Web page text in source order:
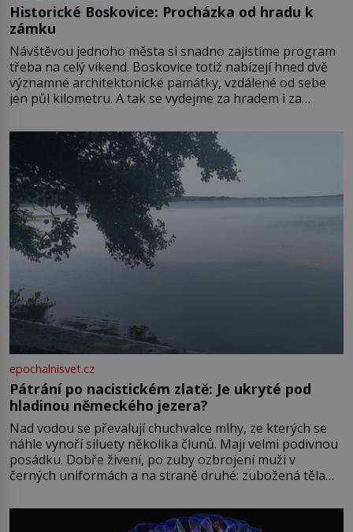
Historické Boskovice: Procházka od hradu k
zámku
Návštěvou jednoho města si snadno zajistíme program
třeba na celý víkend. Boskovice totiž nabízejí hned dvě
významné architektonické památky, vzdálené od sebe
jen půl kilometru. A tak se vydejme za hradem i za
Boskovice na okraji Drahanské vrchoviny vznikla někdy
ve13. století, a už v roce 1313 kronikáři zaznamenali
epochalnisvet.cz
Pátrání po nacistickém zlatě: Je ukryté pod
hladinou německého jezera?
Nad vodou se převalují chuchvalce mlhy, ze kterých se
náhle vynoří siluety několika člunů. Mají velmi podivnou
posádku. Dobře živení, po zuby ozbrojení muži v
černých uniformách a na straně druhé: zubožená těla
přízračná scéna znamená? Je jaro roku 1945, druhá
světová válka se chýlí ke konci. Jezero Stolpsee